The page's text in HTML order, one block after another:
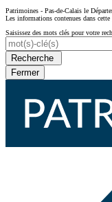
Patrimoines - Pas-de-Calais le
Les informations contenues dans cette
Saisissez des mots clés pour votre
Recherche
Fermer